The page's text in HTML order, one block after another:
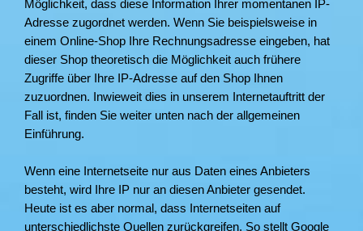
Möglichkeit, dass diese Information Ihrer momentanen IP-
Adresse zugordnet werden. Wenn Sie beispielsweise in
einem Online-Shop Ihre Rechnungsadresse eingeben, hat
dieser Shop theoretisch die Möglichkeit auch frühere
Zugriffe über Ihre IP-Adresse auf den Shop Ihnen
zuzuordnen. Inwieweit dies in unserem Internetauftritt der
Fall ist, finden Sie weiter unten nach der allgemeinen
Einführung.
Wenn eine Internetseite nur aus Daten eines Anbieters
besteht, wird Ihre IP nur an diesen Anbieter gesendet.
Heute ist es aber normal, dass Internetseiten auf
unterschiedlichste Quellen zurückgreifen. So stellt Google